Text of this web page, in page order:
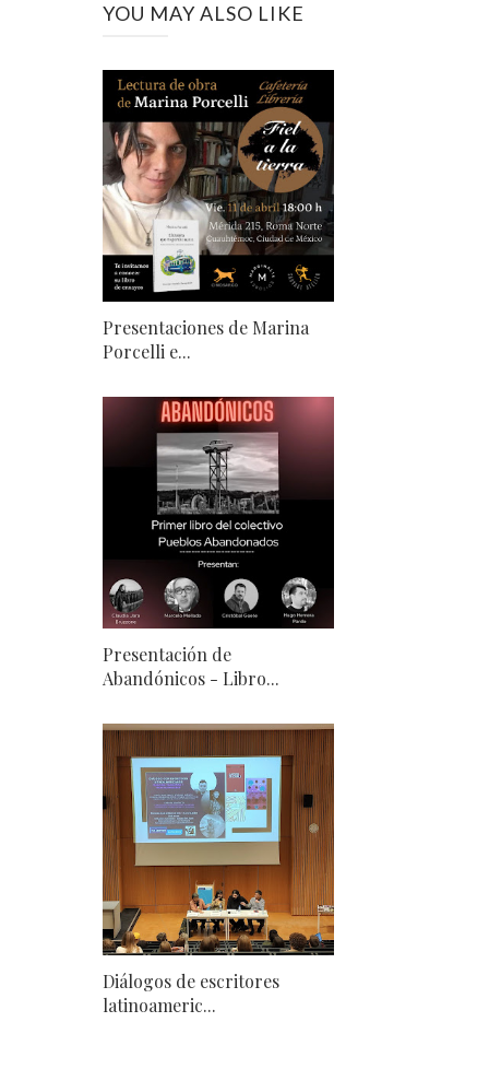
YOU MAY ALSO LIKE
Presentaciones de Marina
Porcelli e...
Presentación de
Abandónicos - Libro...
Diálogos de escritores
latinoameric...